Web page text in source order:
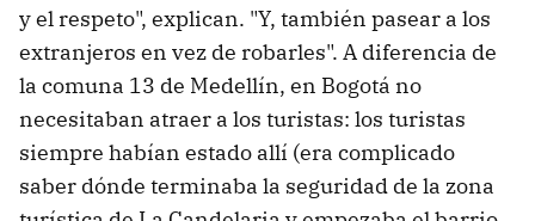
y el respeto", explican. "Y, también pasear a los
extranjeros en vez de robarles". A diferencia de
la comuna 13 de Medellín, en Bogotá no
necesitaban atraer a los turistas: los turistas
siempre habían estado allí (era complicado
saber dónde terminaba la seguridad de la zona